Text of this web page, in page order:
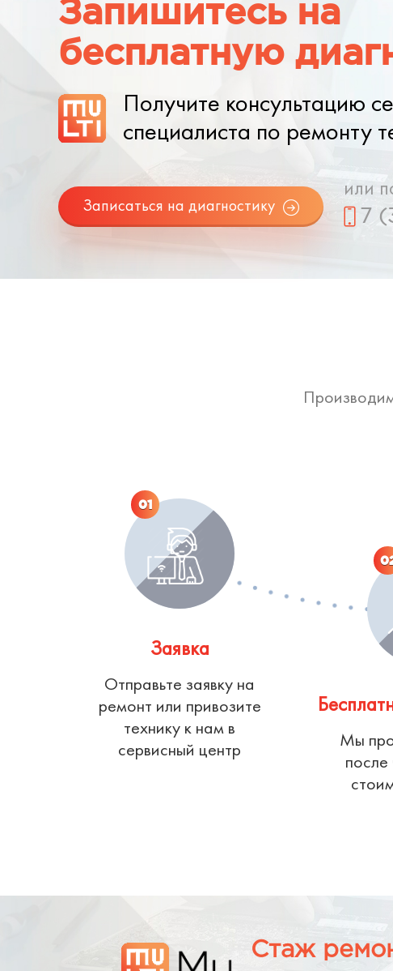
Запишитесь на
бесплатную
Получите консультацию
специалиста по ремонту
Записаться на диагностику
или
7
01
Заявка
Отправьте заявку на
ремонт или привозите
технику к нам в
сервисный центр
Мы
Стаж